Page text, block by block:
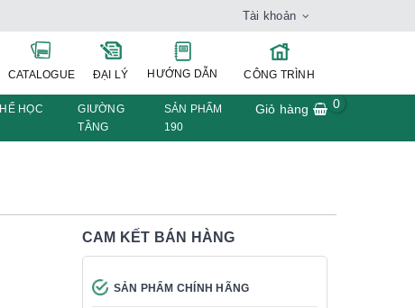
Tài khoản
CATALOGUE ĐẠI LÝ HƯỚNG DẪN CÔNG TRÌNH
HỌC
GIƯỜNG
TẦNG
SẢN PHẨM
190
Giỏ hàng 0
CAM KẾT BÁN HÀNG
SẢN PHẨM CHÍNH HÃNG